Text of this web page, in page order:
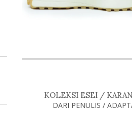
KOLEKSI ESEI /
DARI PENULIS /